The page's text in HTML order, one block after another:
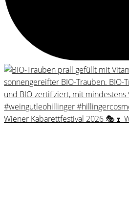
Wiener Kabarettfestival 2026 🎭🍷